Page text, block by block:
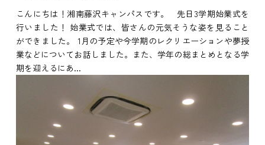
こんにちは！湘南藤沢キャンパスです。 先日3学期始業式を
行いました！ 始業式では、皆さんの元気そうな姿を見ること
ができました。 1月の予定や今学期のレクリエーションや夢授
業などについてお話しました。また、学年の総まとめとなる学
期を迎えるにあ...